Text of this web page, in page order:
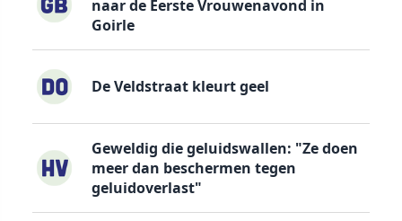
naar de Eerste Vrouwenavond in
Goirle
De Veldstraat kleurt geel
Geweldig die geluidswallen: "Ze doen
meer dan beschermen tegen
geluidoverlast"